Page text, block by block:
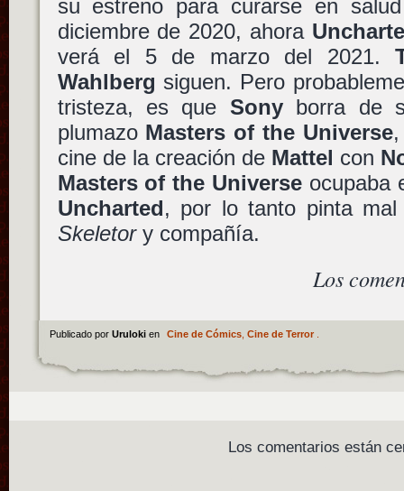
su estreno para curarse en
diciembre de 2020, ahora
verá el 5 de marzo del 2021.
Wahlberg siguen. Pero
tristeza, es que Sonyborra de
plumazo Masters of the Universe,
cine de la creación de Mattel con
Masters of the Universe ocupaba
Uncharted, por lo tanto pinta
Skeletory compañía.
Los
Publicado por Uruloki en Cine de Cómics, Cine de Terror.
Los comentarios están